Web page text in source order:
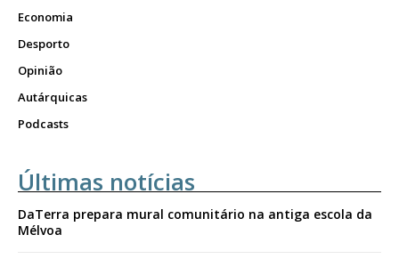
Economia
Desporto
Opinião
Autárquicas
Podcasts
Últimas notícias
DaTerra prepara mural comunitário na antiga escola da
Mélvoa